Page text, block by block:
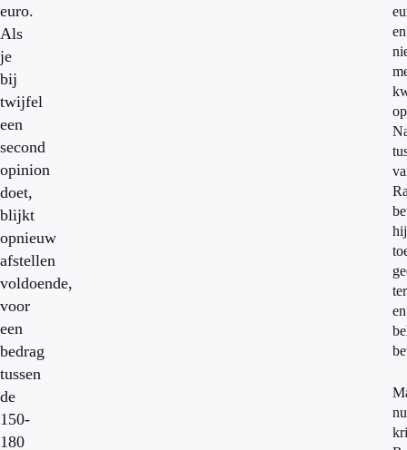
euro.
Als
je
bij
twijfel
een
second
opinion
doet,
blijkt
opnieuw
afstellen
voldoende,
voor
een
bedrag
tussen
de
150-
180
en
hij
en
nu